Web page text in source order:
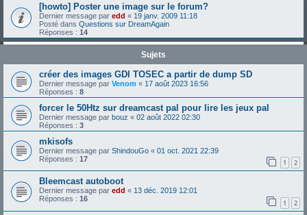
[howto] Poster une image sur le forum?
Dernier message par edd « 19 janv. 2009 11:18
Posté dans Questions sur DreamAgain
Réponses : 14
Sujets
créer des images GDI TOSEC a partir de dump SD
Dernier message par Venom « 17 août 2023 16:56
Réponses : 8
forcer le 50Htz sur dreamcast pal pour lire les jeux pal
Dernier message par bouz « 02 août 2022 02:30
Réponses : 3
mkisofs
Dernier message par ShindouGo « 01 oct. 2021 22:39
Réponses : 17 1 2
Bleemcast autoboot
Dernier message par edd « 13 déc. 2019 12:01
Réponses : 16 1 2